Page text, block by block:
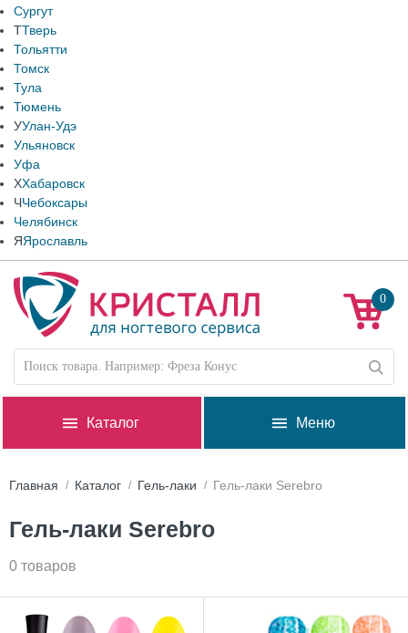
Сургут
ТТверь
Тольятти
Томск
Тула
Тюмень
УУлан-Удэ
Ульяновск
Уфа
ХХабаровск
ЧЧебоксары
Челябинск
ЯЯрославль
0
Каталог Меню
Главная Каталог Гель-лаки Гель-лаки Serebro
Гель-лаки Serebro
0 товаров